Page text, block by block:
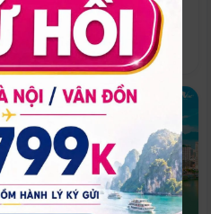
Quoc
Phú Quốc
★ 5.0